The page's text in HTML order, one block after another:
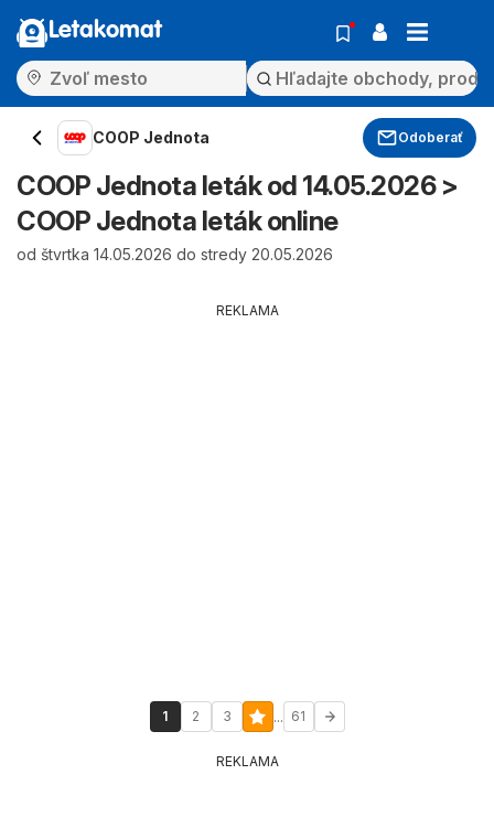
Letakomat
COOP Jednota Odoberať
COOP Jednota leták od 14.05.2026 >
COOP Jednota leták online
od štvrtka 14.05.2026 do stredy 20.05.2026
REKLAMA
1 2 3 ... 61
REKLAMA